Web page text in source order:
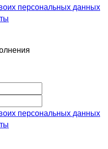
персональных данных
персональных данных